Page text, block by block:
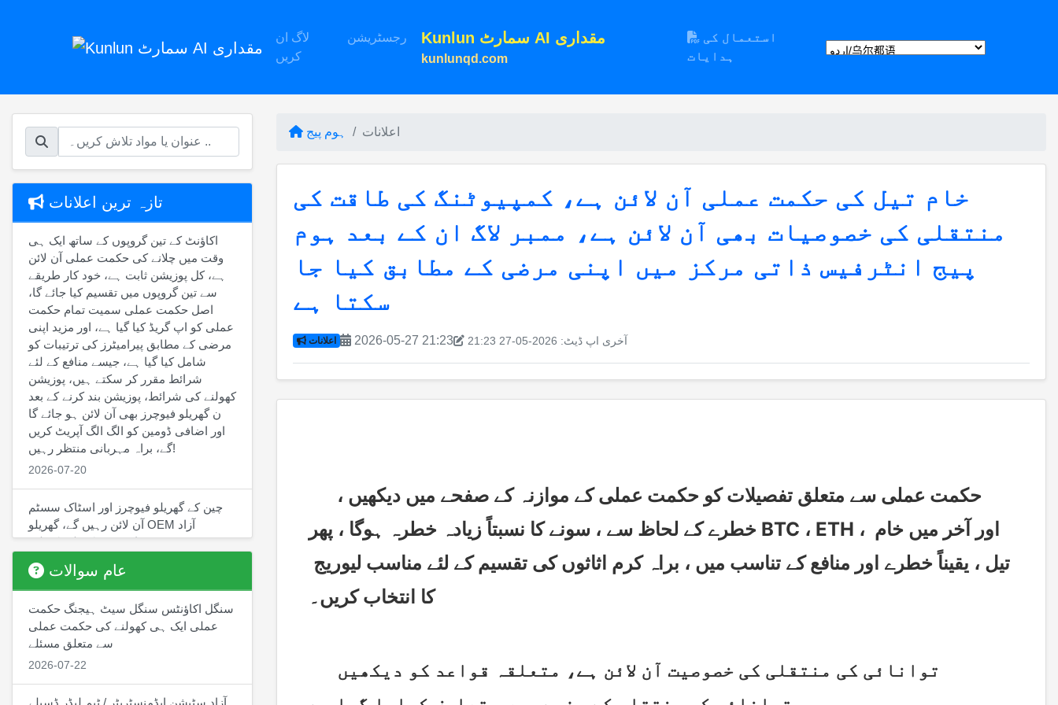
لاگ ان
کریں
رجسٹریشن Kunlun سمارٹ AI مقداری
kunlunqd.com
استعمال کی
ہدایات
تازہ ترین اعلانات
اکاؤنٹ کے تین گروپوں کے ساتھ ایک ہی
وقت میں چلانے کی حکمت عملی آن لائن
ہے، کل پوزیشن ثابت ہے، خود کار طریقے
سے تین گروپوں میں تقسیم کیا جائے گا،
اصل حکمت عملی سمیت تمام حکمت
عملی کو اپ گریڈ کیا گیا ہے، اور مزید اپنی
مرضی کے مطابق پیرامیٹرز کی ترتیبات کو
شامل کیا گیا ہے، جیسے منافع کے لئے
شرائط مقرر کر سکتے ہیں، پوزیشن
کھولنے کی شرائط، پوزیشن بند کرنے کے بعد
ن گھریلو فیوچرز بھی آن لائن ہو جائے گا
اور اضافی ڈومین کو الگ الگ آپریٹ کریں
گے، براہ مہربانی منتظر رہیں!
2026-07-20
چین کے گھریلو فیوچرز اور اسٹاک سسٹم
آن لائن رہیں گے، گھریلو OEM آزاد
اسٹیشن کھولنے کے لئے، ICP تیار ڈومین
2026-07-10
چین کے گھریلو فیوچر سی ٹی پی ورژن
کو آن لائن لانچ کرنے والے ہیں،
گھریلو فیوچر کمپنیوں میں اکاؤنٹ
کھولنے کے لئے استعمال کیا جا
سکتا ہے، گھریلو فیوچر کے سافٹ
عام سوالات
سنگل اکاؤنٹس سنگل سیٹ ہیجنگ حکمت
عملی ایک ہی کھولنے کی حکمت عملی
سے متعلق مسئلے
2026-07-22
آزاد سٹیشن ایڈمنسٹریٹر / ٹیم لیڈر ڈسپلے
ہوم پیج اعلانات
خام تیل کی حکمت عملی آن لائن ہے، کمپیوٹنگ کی طاقت کی
منتقلی کی خصوصیات بھی آن لائن ہے، ممبر لاگ ان کے بعد ہوم
پیج انٹرفیس ذاتی مرکز میں اپنی مرضی کے مطابق کیا جا
سکتا ہے
اعلانات 2026-05-27 21:23 آخری اپ ڈیٹ: 2026-05-27 21:23
خطرے کے لحاظ سے ، سونے کا نسبتاً زیادہ خطرہ ہوگا ، پھر BTC ، ETH ، اور آخر میں خام
کا انتخاب کریں۔